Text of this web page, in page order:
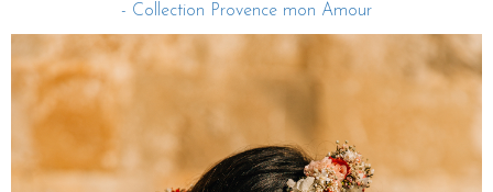
- Collection Provence mon Amour